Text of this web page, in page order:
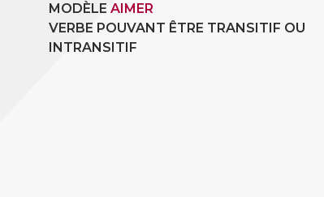
MODÈLE AIMER
VERBE POUVANT ÊTRE TRANSITIF OU
INTRANSITIF